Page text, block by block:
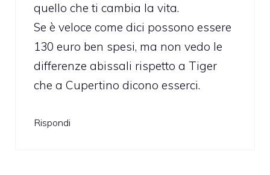
quello che ti cambia la vita.
Se è veloce come dici possono essere
130 euro ben spesi, ma non vedo le
differenze abissali rispetto a Tiger
che a Cupertino dicono esserci.
Rispondi